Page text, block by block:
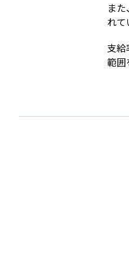
ま
れて
支給
範囲